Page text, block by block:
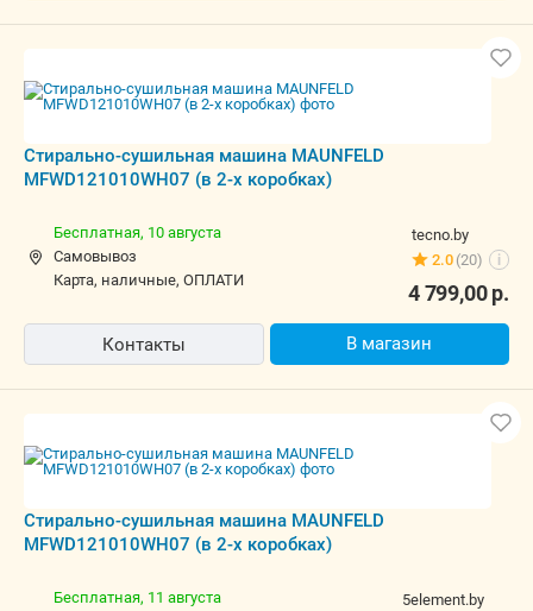
Стирально-сушильная машина MAUNFELD
MFWD121010WH07 (в 2-х коробках)
tecno.by
2.0 (20) i
Бесплатная, 10 августа
Самовывоз
карта, наличные, ОПЛАТИ
4 799,00р.
Контакты В магазин
Стирально-сушильная машина MAUNFELD
MFWD121010WH07 (в 2-х коробках)
5element.by
Бесплатная, 11 августа